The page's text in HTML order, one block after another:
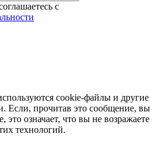
с
cookie-файлы и другие
Если, прочитав это сообщение, вы
это означает, что вы не возражаете
технологий.